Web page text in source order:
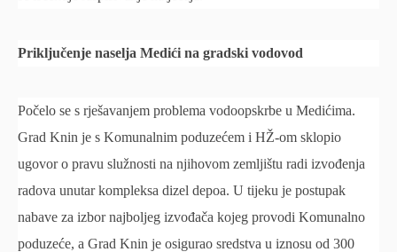
Priključenje naselja Medići na gradski vodovod
Počelo se s rješavanjem problema vodoopskrbe u Medićima.
Grad Knin je s Komunalnim poduzećem i HŽ-om sklopio
ugovor o pravu služnosti na njihovom zemljištu radi izvođenja
radova unutar kompleksa dizel depoa. U tijeku je postupak
nabave za izbor najboljeg izvođača kojeg provodi Komunalno
poduzeće, a Grad Knin je osigurao sredstva u iznosu od 300